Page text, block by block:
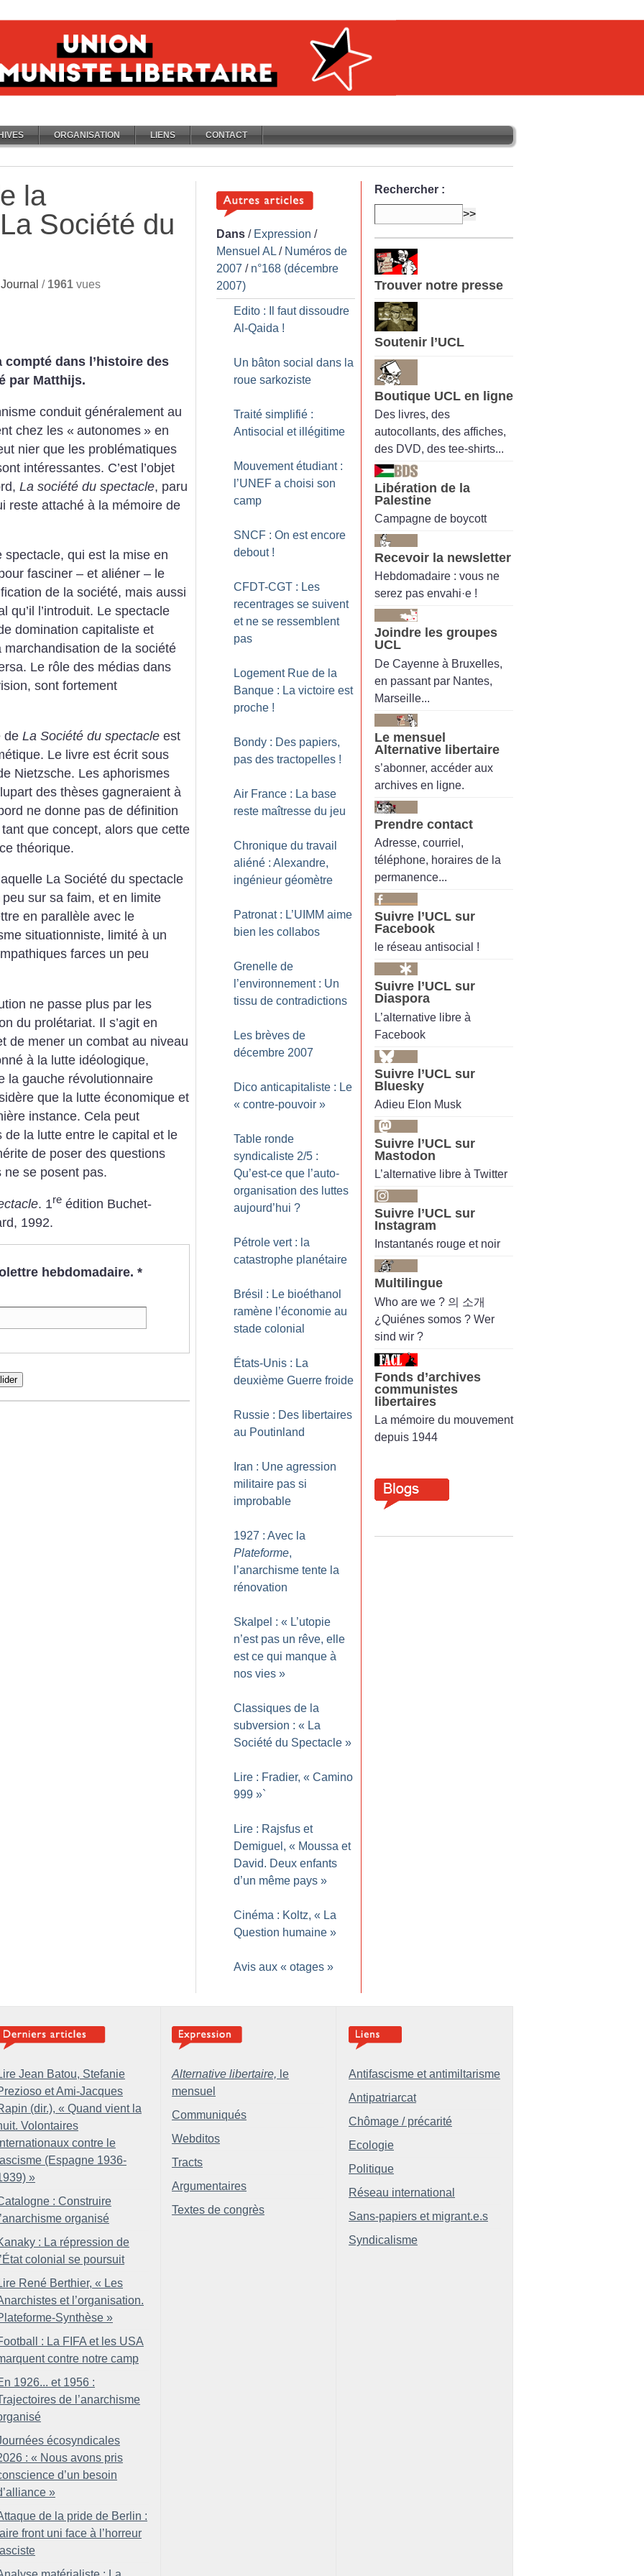
ORGANISATION LIENS CONTACT
la
La Société du
/ 1961 vues
dans l’histoire des
par Matthijs.
conduit généralement au
chez les « autonomes » en
nier que les problématiques
intéressantes. C’est l’objet
La société du spectacle, paru
reste attaché à la mémoire de
qui est la mise en
fasciner – et aliéner – le
de la société, mais aussi
qu’il l’introduit. Le spectacle
domination capitaliste et
marchandisation de la société
Le rôle des médias dans
sont fortement
de La Société du spectacle est
Le livre est écrit sous
Nietzsche. Les aphorismes
des thèses gagneraient à
ne donne pas de définition
que concept, alors que cette
théorique.
La Société du spectacle
sur sa faim, et en limite
en parallèle avec le
situationniste, limité à un
farces un peu
ne passe plus par les
du prolétariat. Il s’agit en
de mener un combat au niveau
à la lutte idéologique,
la gauche révolutionnaire
que la lutte économique et
instance. Cela peut
la lutte entre le capital et le
de poser des questions
se posent pas.
. 1re édition Buchet-
1992.
hebdomadaire. *
Dans / Expression /
Mensuel AL / Numéros de
2007 / n°168 (décembre
2007)
Edito : Il faut dissoudre
Al-Qaida !
Un bâton social dans la
roue sarkoziste
Traité simplifié :
Antisocial et illégitime
Mouvement étudiant :
l’UNEF a choisi son
camp
SNCF : On est encore
debout !
CFDT-CGT : Les
recentrages se suivent
et ne se ressemblent
pas
Logement Rue de la
Banque : La victoire est
proche !
Bondy : Des papiers,
pas des tractopelles !
Air France : La base
reste maîtresse du jeu
Chronique du travail
aliéné : Alexandre,
ingénieur géomètre
Patronat : L’UIMM aime
bien les collabos
Grenelle de
l’environnement : Un
tissu de contradictions
Les brèves de
décembre 2007
Dico anticapitaliste : Le
« contre-pouvoir »
Table ronde
syndicaliste 2/5 :
Qu’est-ce que l’auto-
organisation des luttes
aujourd’hui ?
Pétrole vert : la
catastrophe planétaire
Brésil : Le bioéthanol
ramène l’économie au
stade colonial
États-Unis : La
deuxième Guerre froide
Russie : Des libertaires
au Poutinland
Iran : Une agression
militaire pas si
improbable
1927 : Avec la
Plateforme,
l’anarchisme tente la
rénovation
Skalpel : « L’utopie
n’est pas un rêve, elle
est ce qui manque à
nos vies »
Classiques de la
subversion : « La
Société du Spectacle »
Lire : Fradier, « Camino
999 »`
Lire : Rajsfus et
Demiguel, « Moussa et
David. Deux enfants
d’un même pays »
Cinéma : Koltz, « La
Question humaine »
Avis aux « otages »
Rechercher :
Trouver notre presse
Soutenir l’UCL
Boutique UCL en ligne
Des livres, des
autocollants, des affiches,
des DVD, des tee-shirts...
Libération de la
Palestine
Campagne de boycott
Recevoir la newsletter
Hebdomadaire : vous ne
serez pas envahi·e !
Joindre les groupes
UCL
De Cayenne à Bruxelles,
en passant par Nantes,
Marseille...
Le mensuel
Alternative libertaire
s’abonner, accéder aux
archives en ligne.
Prendre contact
Adresse, courriel,
téléphone, horaires de la
permanence...
Suivre l’UCL sur
Facebook
le réseau antisocial !
Suivre l’UCL sur
Diaspora
L’alternative libre à
Facebook
Suivre l’UCL sur
Bluesky
Adieu Elon Musk
Suivre l’UCL sur
Mastodon
L’alternative libre à Twitter
Suivre l’UCL sur
Instagram
Instantanés rouge et noir
Multilingue
Who are we ? 의 소개
¿Quiénes somos ? Wer
sind wir ?
Fonds d’archives
communistes
libertaires
La mémoire du mouvement
depuis 1944
Jean Batou, Stefanie
et Ami-Jacques
(dir.), « Quand vient la
Volontaires
contre le
(Espagne 1936-
»
: Construire
l’anarchisme organisé
: La répression de
l’État colonial se poursuit
René Berthier, « Les
et l’organisation.
Synthèse »
: La FIFA et les USA
contre notre camp
1926... et 1956 :
de l’anarchisme
écosyndicales
: « Nous avons pris
d’un besoin
»
de la pride de Berlin :
front uni face à l’horreur
Alternative libertaire, le
mensuel
Communiqués
Webditos
Tracts
Argumentaires
Textes de congrès
Antifascisme et antimiltarisme
Antipatriarcat
Chômage / précarité
Ecologie
Politique
Réseau international
Sans-papiers et migrant.e.s
Syndicalisme